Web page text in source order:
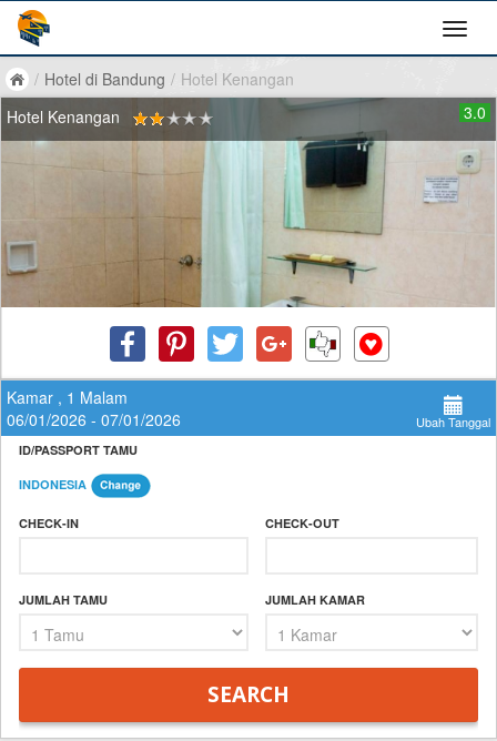
/ Hotel di Bandung / Hotel Kenangan
Hotel Kenangan
3.0
Kamar , 1 Malam
06/01/2026 - 07/01/2026
Ubah Tanggal
ID/PASSPORT TAMU
INDONESIA
CHECK-IN CHECK-OUT
JUMLAH TAMU JUMLAH KAMAR